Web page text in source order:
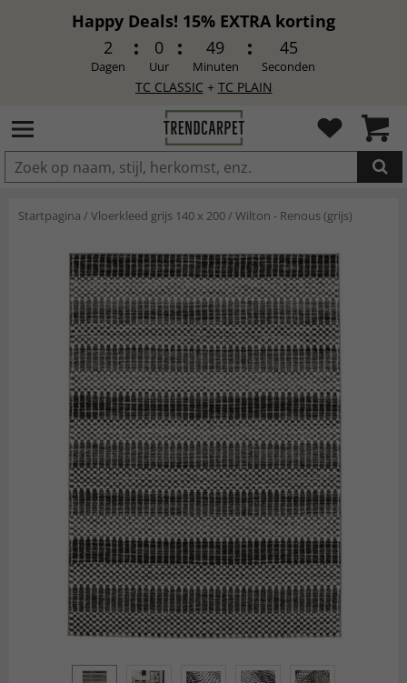
Happy Deals! 15% EXTRA korting
2
Dagen
0
Uur
49
Minuten
44
Seconden
TC CLASSIC + TC PLAIN
IN DE WINKELWAGEN GELEGD
Startpagina /Vloerkleed grijs 140 x 200/Wilton - Renous (grijs)